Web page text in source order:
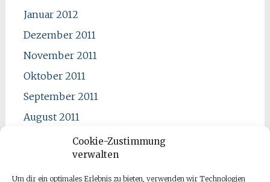
Cookie-Zustimmung
verwalten
Um dir ein optimales Erlebnis zu bieten, verwenden wir Technologien
Januar 2012
Dezember 2011
November 2011
Oktober 2011
September 2011
August 2011
Mai 2011